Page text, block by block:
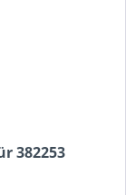
382253